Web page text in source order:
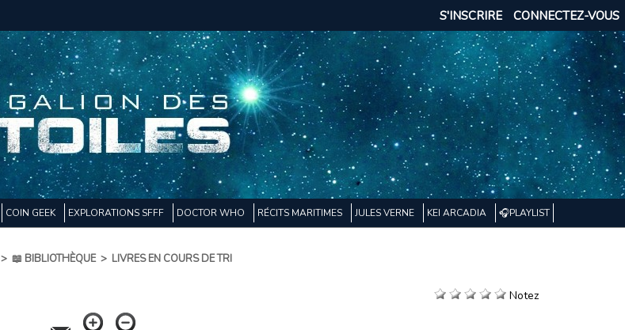
CONNECTEZ-VOUS
S'INSCRIRE
COIN GEEK EXPLORATIONS SFFF DOCTOR WHO RÉCITS MARITIMES JULES VERNE KEI ARCADIA 🎧PLAYLIST
> 📖 BIBLIOTHÈQUE > LIVRES EN COURS DE TRI
Notez